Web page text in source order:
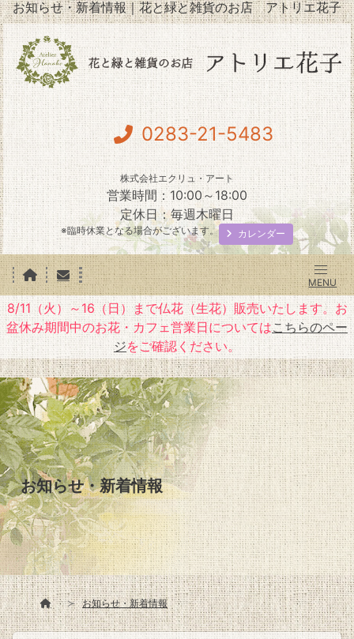
お知らせ・新着情報｜花と緑と雑貨のお店 アトリエ花子
0283-21-5483
株式会社エクリュ・アート
営業時間：10:00～18:00
定休日：毎週木曜日
※臨時休業となる場合がございます。 カレンダー
8/11（火）～16（日）まで仏花（生花）販売いたします。お
盆休み期間中のお花・カフェ営業日についてはこちらのペー
ジをご確認ください。
お知らせ・新着情報
お知らせ・新着情報